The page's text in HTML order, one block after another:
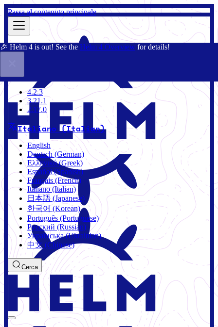
Passa al contenuto principale
🎉 Helm 4 is out! See the Helm 4 Overview for details!
3.21.1
4.2.3
3.21.1
2.17.0
Italiano (Italian)
English
Deutsch (German)
Ελληνικά (Greek)
Español (Spanish)
Français (French)
Italiano (Italian)
日本語 (Japanese)
한국어 (Korean)
Português (Portuguese)
Русский (Russian)
Українська (Ukrainian)
中文 (Chinese)
Cerca